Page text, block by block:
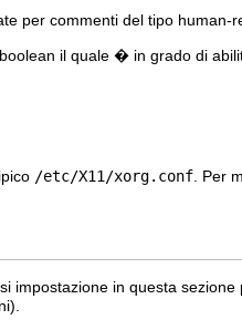
per commenti del tipo human-
il quale � in grado di
/etc/X11/xorg.conf . Per
impostazione in questa